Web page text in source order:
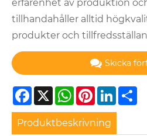
erfarenhet av produktion
tillhandahåller alltid
produkter och
Skicka
Facebook
X WhatsApp
Pinterest
Produktbeskrivning